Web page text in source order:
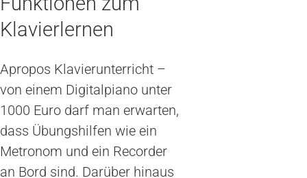
Klavierlernen
Apropos Klavierunterricht –
von einem Digitalpiano unter
1000 Euro darf man erwarten,
dass Übungshilfen wie ein
Metronom und ein Recorder
an Bord sind. Darüber hinaus